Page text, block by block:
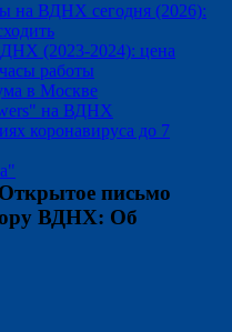
на ВДНХ сегодня (2026):
(2023-2024): цена
работы
в Москве
на ВДНХ
коронавируса до 7
Открытое письмо
ВДНХ: Об